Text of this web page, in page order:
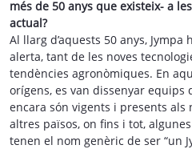
més de 50 anys que existeix- a
actual?
Al llarg d’aquests 50 anys,
alerta, tant de les noves
tendències agronòmiques. En
orígens, es van dissenyar equips
encara són vigents i presents als
altres països, on fins i tot,
tenen el nom genèric de ser “un